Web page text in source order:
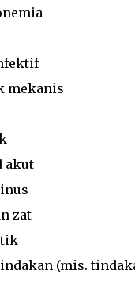
mekanis
akut
zat
(mis.